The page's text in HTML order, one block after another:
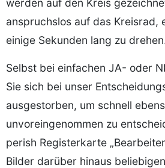
anspruchslos auf das Kreisrad,
einige Sekunden lang zu
Selbst bei einfachen JA- oder
Sie sich bei unser
ausgestorben, um schnell
unvoreingenommen zu
perish Registerkarte
Bilder darüber hinaus